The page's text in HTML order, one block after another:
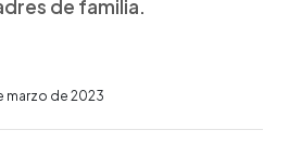
de familia.
marzo de 2023